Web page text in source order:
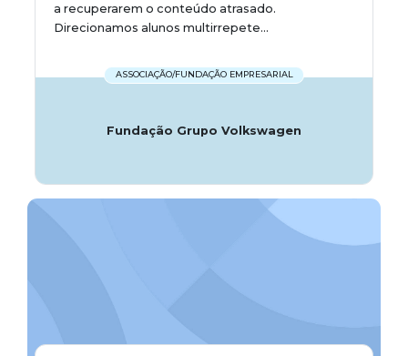
a recuperarem o conteúdo atrasado.
Direcionamos alunos multirrepete...
ASSOCIAÇÃO/FUNDAÇÃO EMPRESARIAL
Fundação Grupo Volkswagen